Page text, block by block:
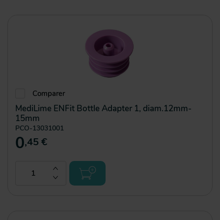
Comparer
MediLime ENFit Bottle Adapter 1, diam.12mm-
15mm
PCO-13031001
0,45 €